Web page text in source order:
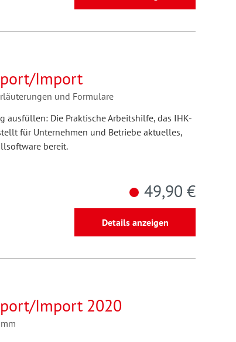
Import
und Formulare
Die Praktische Arbeitshilfe, das IHK-
für Unternehmen und Betriebe aktuelles,
bereit.
49,90 €
Details anzeigen
Import 2020